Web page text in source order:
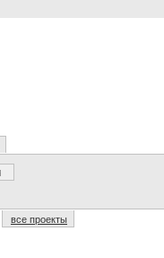
все проекты